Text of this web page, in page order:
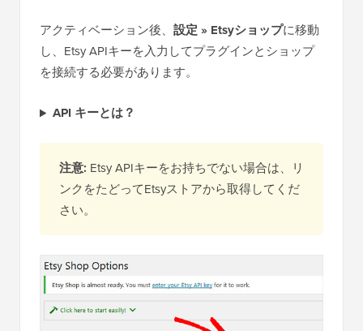
アクティベーション後、 設定 » Etsyショップに移動
し、Etsy APIキーを入力してプラグインとショップ
を接続する必要があります。
API キーとは？
注意: Etsy APIキーをお持ちでない場合は、リ
ンクをたどってEtsyストアから取得してくだ
さい。